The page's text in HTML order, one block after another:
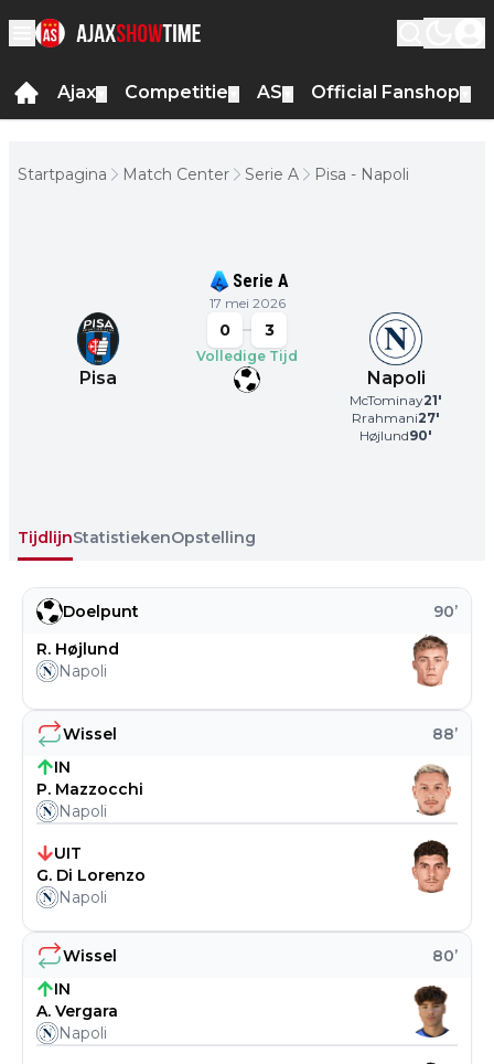
Ajax Competitie AS Official Fanshop
Startpagina Match Center Serie A Pisa - Napoli
Serie A
17 mei 2026
Pisa
0 3
Volledige Tijd
Napoli
McTominay21'
Rrahmani27'
Højlund90'
TijdlijnStatistiekenOpstelling
Wissel 80’
IN
A. Vergara
Napoli
Wissel 88’
IN
P. Mazzocchi
Napoli
UIT
G. Di Lorenzo
Napoli
Doelpunt 90’
R. Højlund
Napoli